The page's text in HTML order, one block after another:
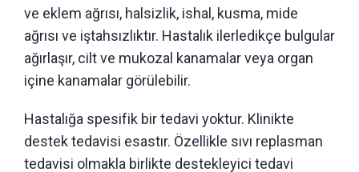
ve eklem ağrısı, halsizlik, ishal, kusma, mide
ağrısı ve iştahsızlıktır. Hastalık ilerledikçe bulgular
ağırlaşır, cilt ve mukozal kanamalar veya organ
içine kanamalar görülebilir.
Hastalığa spesifik bir tedavi yoktur. Klinikte
destek tedavisi esastır. Özellikle sıvı replasman
tedavisi olmakla birlikte destekleyici tedavi